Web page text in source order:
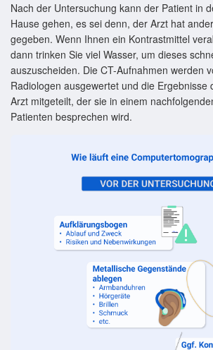
Nach der Untersuchung kann der Patient in
Hause gehen, es sei denn, der Arzt hat
gegeben. Wenn Ihnen ein Kontrastmittel
dann trinken Sie viel Wasser, um dieses
auszuscheiden. Die CT-Aufnahmen werden
Radiologen ausgewertet und die Ergebnisse
Arzt mitgeteilt, der sie in einem
Patienten besprechen wird.